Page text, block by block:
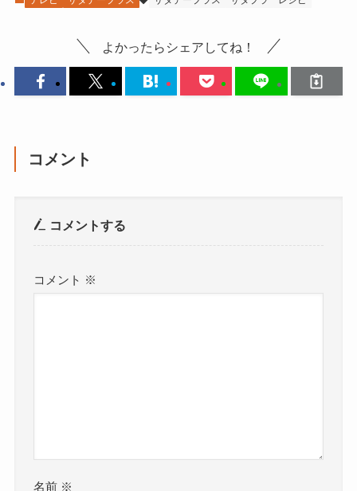
よかったらシェアしてね！
コメント
コメントする
コメント ※
名前 ※